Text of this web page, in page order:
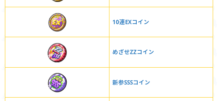
10連EXコイン
めざせZZコイン
新参SSSコイン